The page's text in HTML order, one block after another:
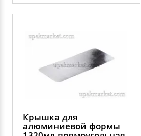
Крышка для
алюминиевой формы